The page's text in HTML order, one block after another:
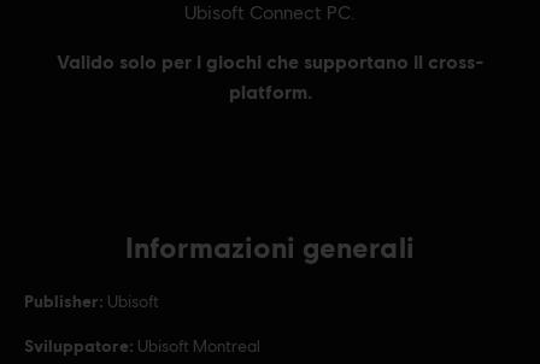
Informazioni generali
Publisher: Ubisoft
Sviluppatore: Ubisoft Montreal